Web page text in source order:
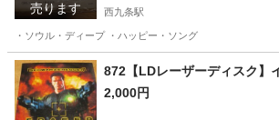
売ります 西九条駅
・ソウル・ディープ ・ハッピー・ソング
大阪 大阪市 西九条駅 その他 レコード
872【LDレーザーディスク】
2,000円